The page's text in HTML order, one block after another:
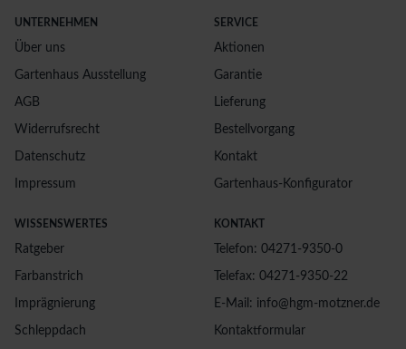
UNTERNEHMEN
Über uns
Gartenhaus Ausstellung
AGB
Widerrufsrecht
Datenschutz
Impressum
SERVICE
Aktionen
Garantie
Lieferung
Bestellvorgang
Kontakt
Gartenhaus-Konfigurator
WISSENSWERTES
Ratgeber
Farbanstrich
Imprägnierung
Schleppdach
KONTAKT
Telefon: 04271-9350-0
Telefax: 04271-9350-22
E-Mail: info@hgm-motzner.de
Kontaktformular